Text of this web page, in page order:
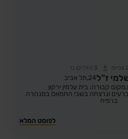
צפיות 3 הדליקו נר
ז"ל24, תל אביב
מקום קבורה: בית עלמין ירקון
ונרצחה בשבי החמאס במנהרה
ברפיח
לפוסט המלא